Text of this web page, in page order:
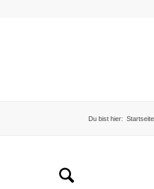
Du bist hier: Startseite